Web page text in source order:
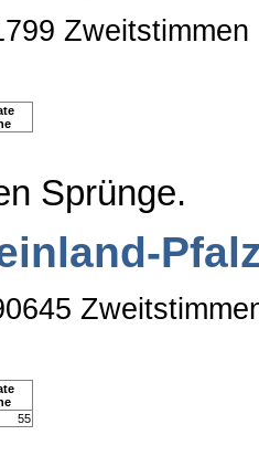
Zweitstimmen
Sprünge.
55